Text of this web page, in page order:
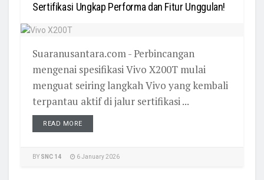
Sertifikasi Ungkap Performa dan Fitur Unggulan!
Suaranusantara.com - Perbincangan
mengenai spesifikasi Vivo X200T mulai
menguat seiring langkah Vivo yang kembali
terpantau aktif di jalur sertifikasi ...
READ MORE
BY SNC 14 6 January 2026